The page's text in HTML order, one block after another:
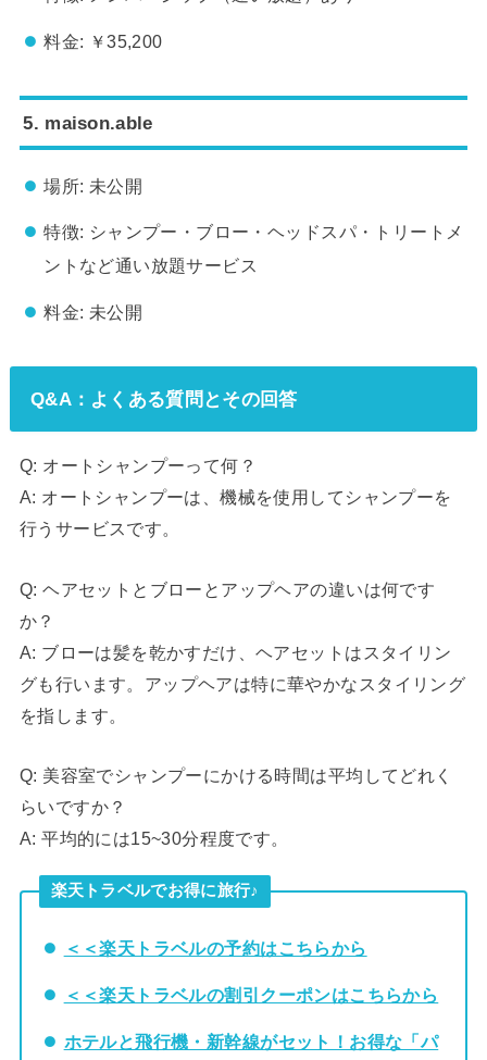
料金: ￥35,200
5. maison.able
場所: 未公開
特徴: シャンプー・ブロー・ヘッドスパ・トリートメ
ントなど通い放題サービス
料金: 未公開
Q&A：よくある質問とその回答
Q: オートシャンプーって何？
A: オートシャンプーは、機械を使用してシャンプーを
行うサービスです。
Q: ヘアセットとブローとアップヘアの違いは何です
か？
A: ブローは髪を乾かすだけ、ヘアセットはスタイリン
グも行います。アップヘアは特に華やかなスタイリング
を指します。
Q: 美容室でシャンプーにかける時間は平均してどれく
らいですか？
A: 平均的には15~30分程度です。
楽天トラベルでお得に旅行♪
＜＜楽天トラベルの予約はこちらから
＜＜楽天トラベルの割引クーポンはこちらから
ホテルと飛行機・新幹線がセット！お得な「パ